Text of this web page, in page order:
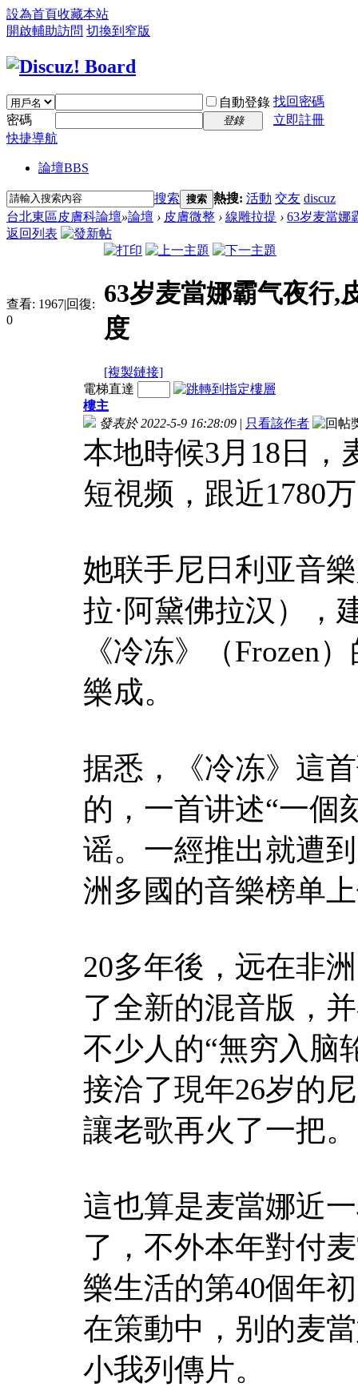
設為首頁收藏本站
開啟輔助訪問 切換到窄版
自動登錄 找回密碼
密碼
登錄
立即註冊
快捷導航
論壇BBS
搜索 搜索 熱搜: 活動 交友 discuz
台北東區皮膚科論壇»論壇 › 皮膚微整 › 線雕拉提 › 63岁麦當娜
返回列表
查看: 1967|回復:
0
63岁麦當娜霸气夜行,
度
[複製鏈接]
電梯直達
樓主
發表於 2022-5-9 16:28:09 | 只看該作者
本地時候3月18日，
短視频，跟近1780
她联手尼日利亚音
拉·阿黛佛拉汉），
《冷冻》（Frozen
樂成。
据悉，《冷冻》這
的，一首讲述“一個
谣。一經推出就遭
洲多國的音樂榜单
20多年後，远在非
了全新的混音版，
不少人的“無穷入脑
接洽了現年26岁的
讓老歌再火了一把。
這也算是麦當娜近
了，不外本年對付
樂生活的第40個年
在策動中，别的麦
小我列傳片。